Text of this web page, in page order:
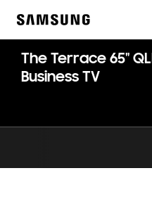
The Terrace 65"
Business TV